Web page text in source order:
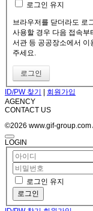
로그인 유지
브라우저를 닫더라도 로
사용할 경우 다음 접속부
서관 등 공공장소에서 이
주세요.
ID/PW 찾기 | 회원가입
AGENCY
CONTACT US
©2026 www.gif-group.com
LOGIN
로그인 유지
로그인